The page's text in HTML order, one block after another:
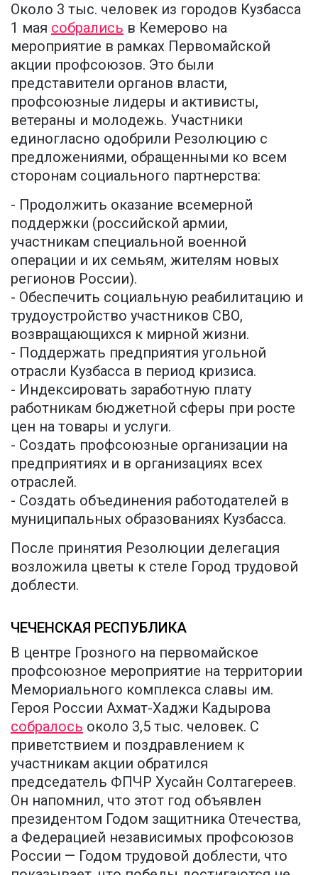
Около 3 тыс. человек из городов Кузбасса
1 мая собрались в Кемерово на
мероприятие в рамках Первомайской
акции профсоюзов. Это были
представители органов власти,
профсоюзные лидеры и активисты,
ветераны и молодежь. Участники
единогласно одобрили Резолюцию с
предложениями, обращенными ко всем
сторонам социального партнерства:
- Продолжить оказание всемерной
поддержки (российской армии,
участникам специальной военной
операции и их семьям, жителям новых
регионов России).
- Обеспечить социальную реабилитацию и
трудоустройство участников СВО,
возвращающихся к мирной жизни.
- Поддержать предприятия угольной
отрасли Кузбасса в период кризиса.
- Индексировать заработную плату
работникам бюджетной сферы при росте
цен на товары и услуги.
- Создать профсоюзные организации на
предприятиях и в организациях всех
отраслей.
- Создать объединения работодателей в
муниципальных образованиях Кузбасса.
После принятия Резолюции делегация
возложила цветы к стеле Город трудовой
доблести.
ЧЕЧЕНСКАЯ РЕСПУБЛИКА
В центре Грозного на первомайское
профсоюзное мероприятие на территории
Мемориального комплекса славы им.
Героя России Ахмат-Хаджи Кадырова
собралось около 3,5 тыс. человек. С
приветствием и поздравлением к
участникам акции обратился
председатель ФПЧР Хусайн Солтагереев.
Он напомнил, что этот год объявлен
президентом Годом защитника Отечества,
а Федерацией независимых профсоюзов
России — Годом трудовой доблести, что